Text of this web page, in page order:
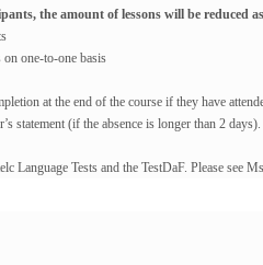
the amount of lessons will be reduced
one-to-one basis
at the end of the course if they have
statement (if the absence is longer than 2
Language Tests and the TestDaF. Please see